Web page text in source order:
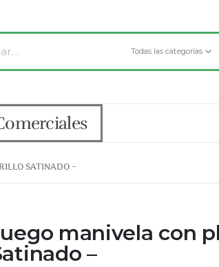
Todas las categorías
SATINADO –
manivela con
–